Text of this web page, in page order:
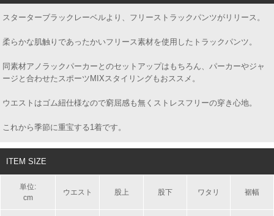
スターターブラックレーベルより、フリーストラックパンツがリリース。
柔らかな肌触りであったかいフリース素材を使用したトラックパンツ。
同素材アノラックパーカーとのセットアップはもちろん、パーカーやジャ
ージと合わせたスポーツMIXスタイリングもおススメ。
ウエストはゴム紐仕様なので窮屈感も無くストレスフリーの穿き心地。
これから季節に重宝する1着です。
ITEM SIZE
単位:
cm
ウエスト 股上 股下 ワタリ 裾幅